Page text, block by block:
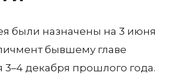
были назначены на 3 июня
бывшему главе
декабря прошлого года.